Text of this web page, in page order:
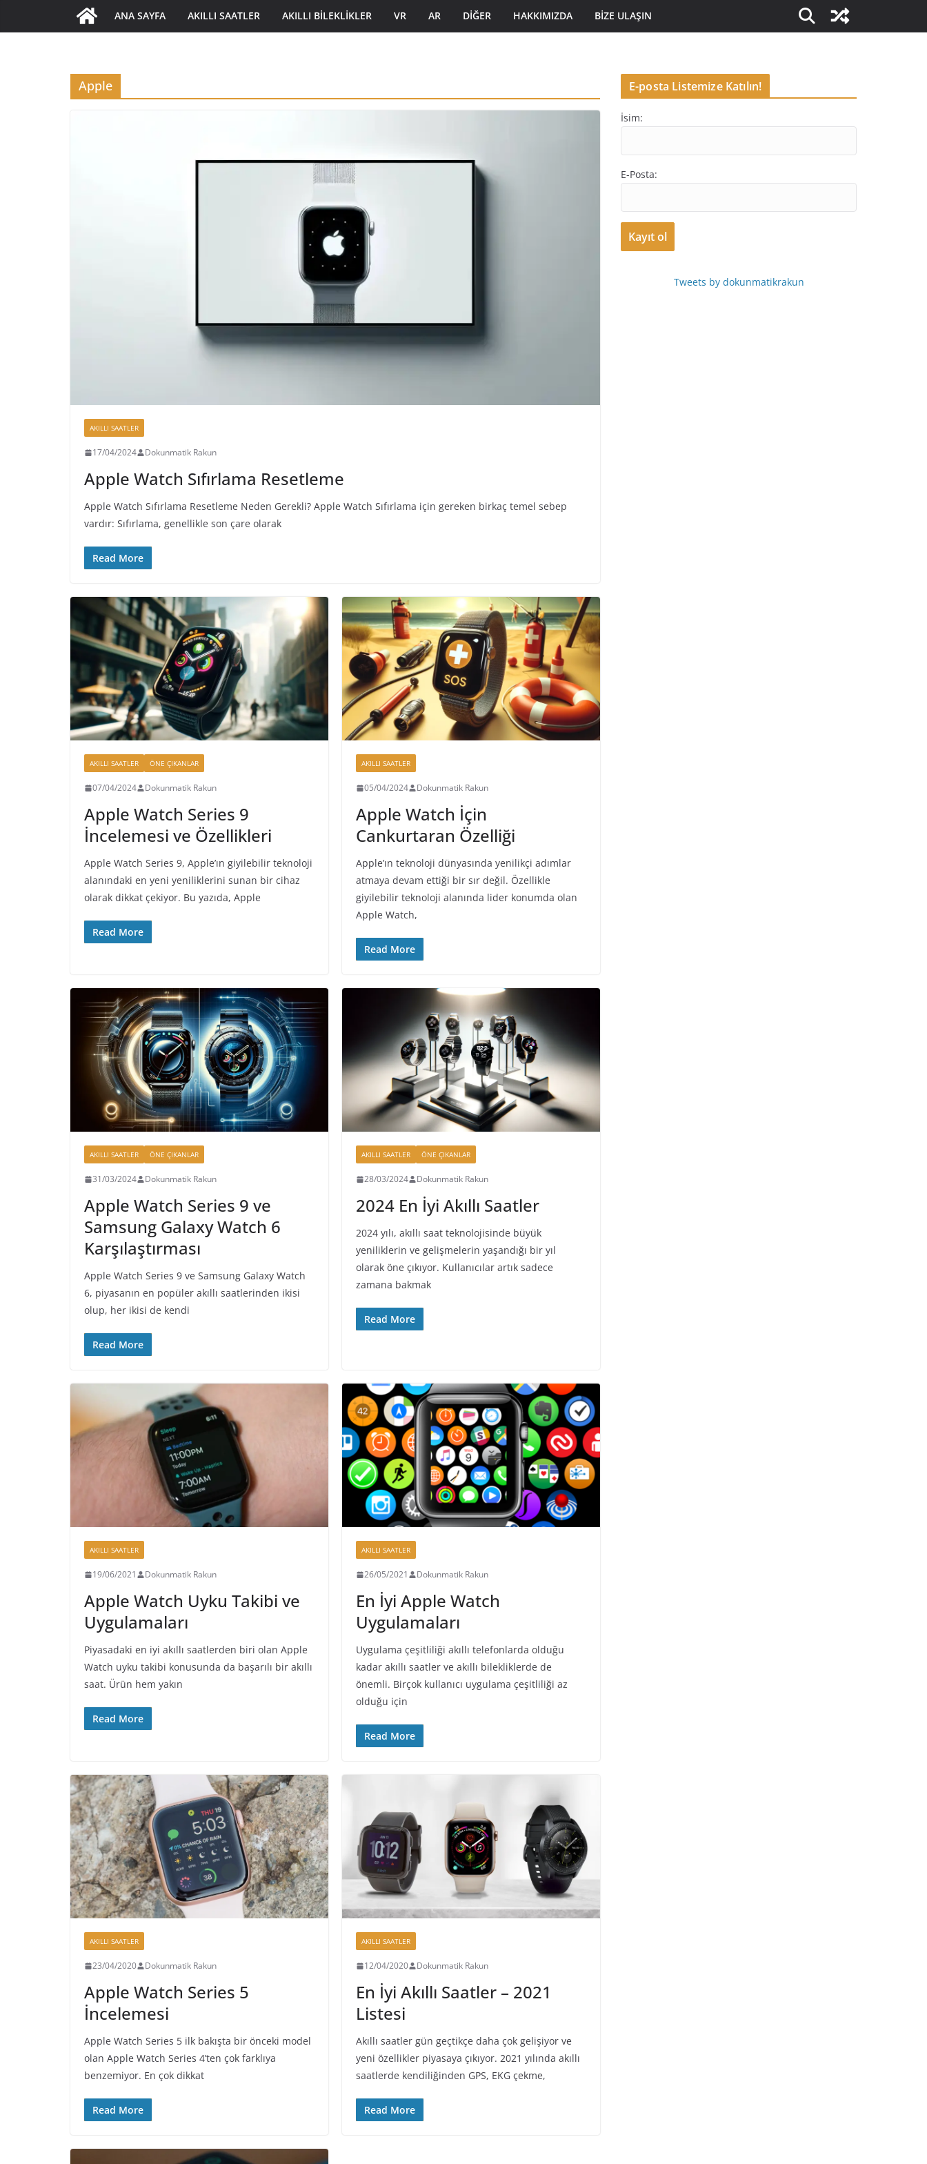
ANA SAYFA AKILLI SAATLER AKILLI BILEKLIKLER VR AR DIĞER HAKKIMIZDA BIZE ULAŞIN
Apple
AKILLI SAATLER
17/04/2024 Dokunmatik Rakun
Apple Watch Sıfırlama Resetleme
Apple Watch Sıfırlama Resetleme Neden Gerekli? Apple Watch Sıfırlama için gereken birkaç temel sebep
vardır: Sıfırlama, genellikle son çare olarak
Read More
AKILLI SAATLER ÖNE ÇIKANLAR
07/04/2024 Dokunmatik Rakun
Apple Watch Series 9
İncelemesi ve Özellikleri
Apple Watch Series 9, Apple’ın giyilebilir teknoloji
alanındaki en yeni yeniliklerini sunan bir cihaz
olarak dikkat çekiyor. Bu yazıda, Apple
Read More
AKILLI SAATLER
05/04/2024 Dokunmatik Rakun
Apple Watch İçin
Cankurtaran Özelliği
Apple’ın teknoloji dünyasında yenilikçi adımlar
atmaya devam ettiği bir sır değil. Özellikle
giyilebilir teknoloji alanında lider konumda olan
Apple Watch,
Read More
AKILLI SAATLER ÖNE ÇIKANLAR
31/03/2024 Dokunmatik Rakun
Apple Watch Series 9 ve
Samsung Galaxy Watch 6
Karşılaştırması
Apple Watch Series 9 ve Samsung Galaxy Watch
6, piyasanın en popüler akıllı saatlerinden ikisi
olup, her ikisi de kendi
Read More
AKILLI SAATLER ÖNE ÇIKANLAR
28/03/2024 Dokunmatik Rakun
2024 En İyi Akıllı Saatler
2024 yılı, akıllı saat teknolojisinde büyük
yeniliklerin ve gelişmelerin yaşandığı bir yıl
olarak öne çıkıyor. Kullanıcılar artık sadece
zamana bakmak
Read More
AKILLI SAATLER
19/06/2021 Dokunmatik Rakun
Apple Watch Uyku Takibi ve
Uygulamaları
Piyasadaki en iyi akıllı saatlerden biri olan Apple
Watch uyku takibi konusunda da başarılı bir akıllı
saat. Ürün hem yakın
Read More
AKILLI SAATLER
26/05/2021 Dokunmatik Rakun
En İyi Apple Watch
Uygulamaları
Uygulama çeşitliliği akıllı telefonlarda olduğu
kadar akıllı saatler ve akıllı bilekliklerde de
önemli. Birçok kullanıcı uygulama çeşitliliği az
olduğu için
Read More
AKILLI SAATLER
23/04/2020 Dokunmatik Rakun
Apple Watch Series 5
İncelemesi
Apple Watch Series 5 ilk bakışta bir önceki model
olan Apple Watch Series 4’ten çok farklıya
benzemiyor. En çok dikkat
Read More
AKILLI SAATLER
12/04/2020 Dokunmatik Rakun
En İyi Akıllı Saatler – 2021
Listesi
Akıllı saatler gün geçtikçe daha çok gelişiyor ve
yeni özellikler piyasaya çıkıyor. 2021 yılında akıllı
saatlerde kendiliğinden GPS, EKG çekme,
Read More
E-posta Listemize Katılın!
İsim:
E-Posta:
Tweets by dokunmatikrakun